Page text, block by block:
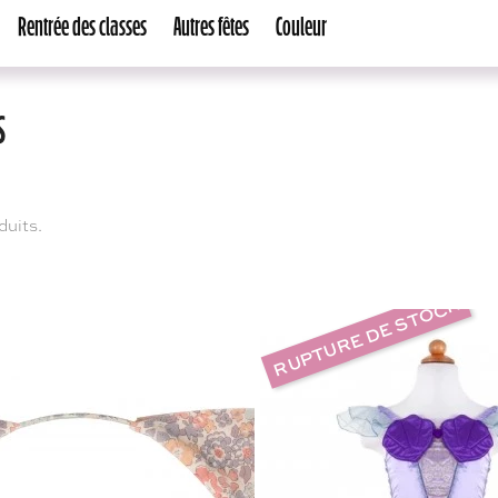
Rentrée des classes Autres fêtes Couleur
RUPTURE DE STOCK